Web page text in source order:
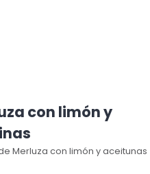
con limón y
Merluza con limón y aceitunas